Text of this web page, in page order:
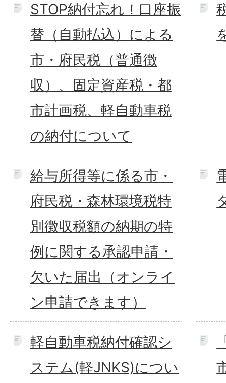
STOP納付忘れ！口座振
替（自動払込）による
市・府民税（普通徴
収）、固定資産税・都
市計画税、軽自動車税
の納付について
給与所得等に係る市・
府民税・森林環境税特
別徴収税額の納期の特
例に関する承認申請・
欠いた届出（オンライ
ン申請できます）
軽自動車税納付確認シ
ステム(軽JNKS)につい